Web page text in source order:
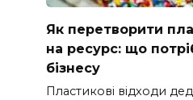
Як перетворити
на ресурс: що
бізнесу
Пластикові відходи